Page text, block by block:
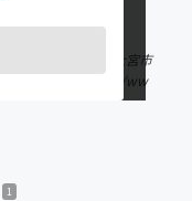
です！ 静岡県富士宮市
insutagram→https://ww
1